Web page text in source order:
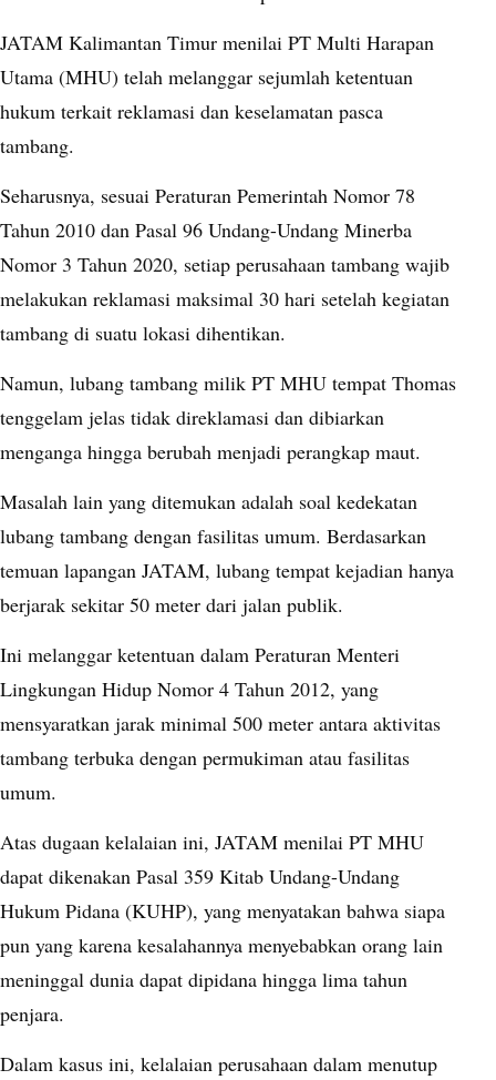
JATAM Kalimantan Timur menilai PT Multi Harapan
Utama (MHU) telah melanggar sejumlah ketentuan
hukum terkait reklamasi dan keselamatan pasca
tambang.
Seharusnya, sesuai Peraturan Pemerintah Nomor 78
Tahun 2010 dan Pasal 96 Undang-Undang Minerba
Nomor 3 Tahun 2020, setiap perusahaan tambang wajib
melakukan reklamasi maksimal 30 hari setelah kegiatan
tambang di suatu lokasi dihentikan.
Namun, lubang tambang milik PT MHU tempat Thomas
tenggelam jelas tidak direklamasi dan dibiarkan
menganga hingga berubah menjadi perangkap maut.
Masalah lain yang ditemukan adalah soal kedekatan
lubang tambang dengan fasilitas umum. Berdasarkan
temuan lapangan JATAM, lubang tempat kejadian hanya
berjarak sekitar 50 meter dari jalan publik.
Ini melanggar ketentuan dalam Peraturan Menteri
Lingkungan Hidup Nomor 4 Tahun 2012, yang
mensyaratkan jarak minimal 500 meter antara aktivitas
tambang terbuka dengan permukiman atau fasilitas
umum.
Atas dugaan kelalaian ini, JATAM menilai PT MHU
dapat dikenakan Pasal 359 Kitab Undang-Undang
Hukum Pidana (KUHP), yang menyatakan bahwa siapa
pun yang karena kesalahannya menyebabkan orang lain
meninggal dunia dapat dipidana hingga lima tahun
penjara.
Dalam kasus ini, kelalaian perusahaan dalam menutup